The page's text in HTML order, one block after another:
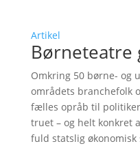
Artikel
Børneteatre
Omkring 50 børne- og
områdets branchefolk
fælles opråb til
truet – og helt konkret
fuld statslig